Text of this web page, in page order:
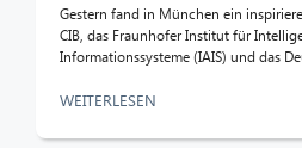
Gestern fand in München ein
CIB, das Fraunhofer Institut für
Informationssysteme (IAIS) und das
WEITERLESEN